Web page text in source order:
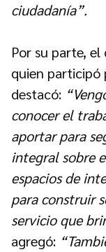
ciudadanía”.
Por su parte,
quien participó
destacó:
conocer el
aportar para
integral sobre
espacios de
para construir
servicio que
agregó: